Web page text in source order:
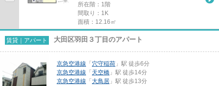
所在階：1階
間取り：1K
面積：12.16㎡
賃貸｜アパート 大田区羽田３丁目のアパート
京急空港線 「 穴守稲荷 」駅 徒歩6分
京急空港線 「 天空橋 」駅 徒歩14分
京急空港線 「 大鳥居 」駅 徒歩13分